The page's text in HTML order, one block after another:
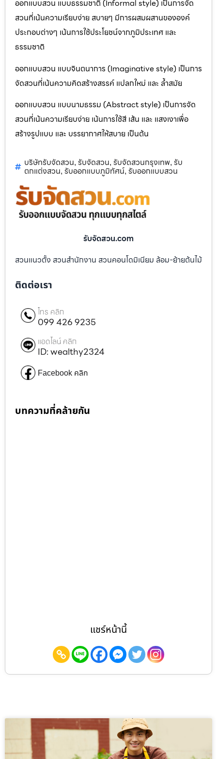
ออกแบบสวน แบบธรรมชาติ (Informal style) เป็นการจัด
สวนที่เน้นความเรียบง่าย สบายๆ มีการผสมผสานขององค์
ประกอบต่างๆ เน้นการใช้ประโยชน์จากภูมิประเทศ และ
ธรรมชาติ
ออกแบบสวน แบบจินตนาการ (Imaginative style) เป็นการ
จัดสวนที่เน้นความคิดสร้างสรรค์ แปลกใหม่ และ ล้ำสมัย
ออกแบบสวน แบบนามธรรม (Abstract style) เป็นการจัด
สวนที่เน้นความเรียบง่าย เน้นการใช้สี เส้น และ แสงเงาเพื่อ
สร้างรูปแบบ และ บรรยากาศให้สบาย เป็นต้น
บริษัทรับจัดสวน, รับจัดสวน, รับจัดสวนกรุงเทพ, รับ
ตกแต่งสวน, รับออกแบบภูมิทัศน์, รับออกแบบสวน
รับจัดสวน.com
สวนแนวตั้ง สวนสำนักงาน สวนคอนโดมิเนียม ล้อม-ย้ายต้นไม้
ติดต่อเรา
โทร คลิก
099 426 9235
แอดไลน์ คลิก
ID: wealthy2324
Facebook คลิก
บทความที่คล้ายกัน
แชร์หน้านี้